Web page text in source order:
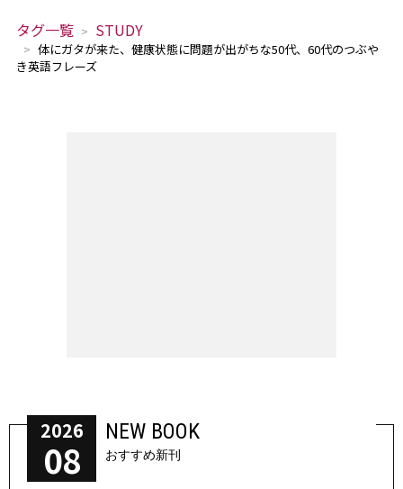
タグ一覧 STUDY
体にガタが来た、健康状態に問題が出がちな50代、60代のつぶや
き英語フレーズ
2026
08
NEW BOOK
おすすめ新刊